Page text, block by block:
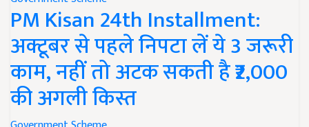
PM Kisan 24th Installment:
अक्टूबर से पहले निपटा लें ये 3 जरूरी
काम, नहीं तो अटक सकती है ₹2,000
की अगली किस्त